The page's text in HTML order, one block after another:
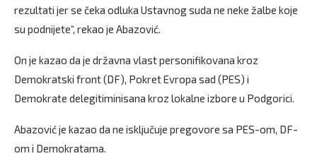
rezultati jer se čeka odluka Ustavnog suda ne neke žalbe koje
su podnijete“, rekao je Abazović.
On je kazao da je državna vlast personifikovana kroz
Demokratski front (DF), Pokret Evropa sad (PES) i
Demokrate delegitiminisana kroz lokalne izbore u Podgorici.
Abazović je kazao da ne isključuje pregovore sa PES-om, DF-
om i Demokratama.